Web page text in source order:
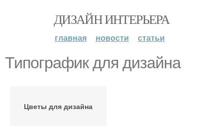
ДИЗАЙН ИНТЕРЬЕРА
главная новости статьи
Типографик для дизайна
Цветы для дизайна